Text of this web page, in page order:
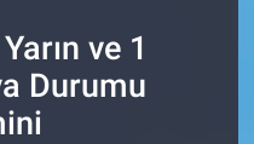
ve 1
Durumu